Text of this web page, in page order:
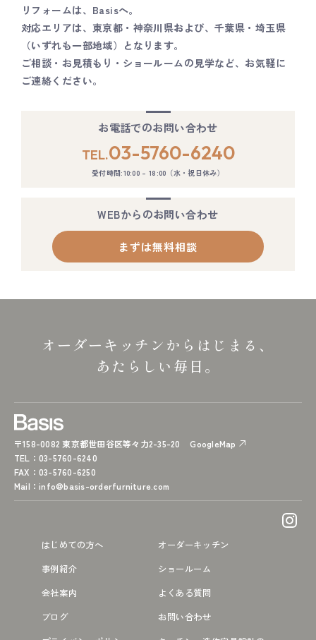
リフォームは、Basisへ。
対応エリアは、東京都・神奈川県および、千葉県・埼玉県
（いずれも一部地域）となります。
ご相談・お見積もり・ショールームの見学など、お気軽に
ご連絡ください。
お電話でのお問い合わせ
TEL.03-5760-6240
受付時間:10:00 – 18:00（水・祝日休み）
WEBからのお問い合わせ
まずは無料相談
オーダーキッチンからはじまる、
あたらしい毎日。
〒158-0082 東京都世田谷区等々力2-35-20
GoogleMap
TEL ：03-5760-6240
FAX ：03-5760-6250
Mail ：info@basis-orderfurniture.com
はじめての方へ
オーダーキッチン
事例紹介
ショールーム
会社案内
よくある質問
ブログ
お問い合わせ